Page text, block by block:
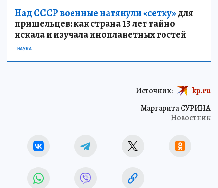
Над СССР военные натянули «сетку»для
пришельцев: как страна 13 лет тайно
искала и изучала инопланетных гостей
НАУКА
Маргарита СУРИНА
Новостник
Источник: kp.ru